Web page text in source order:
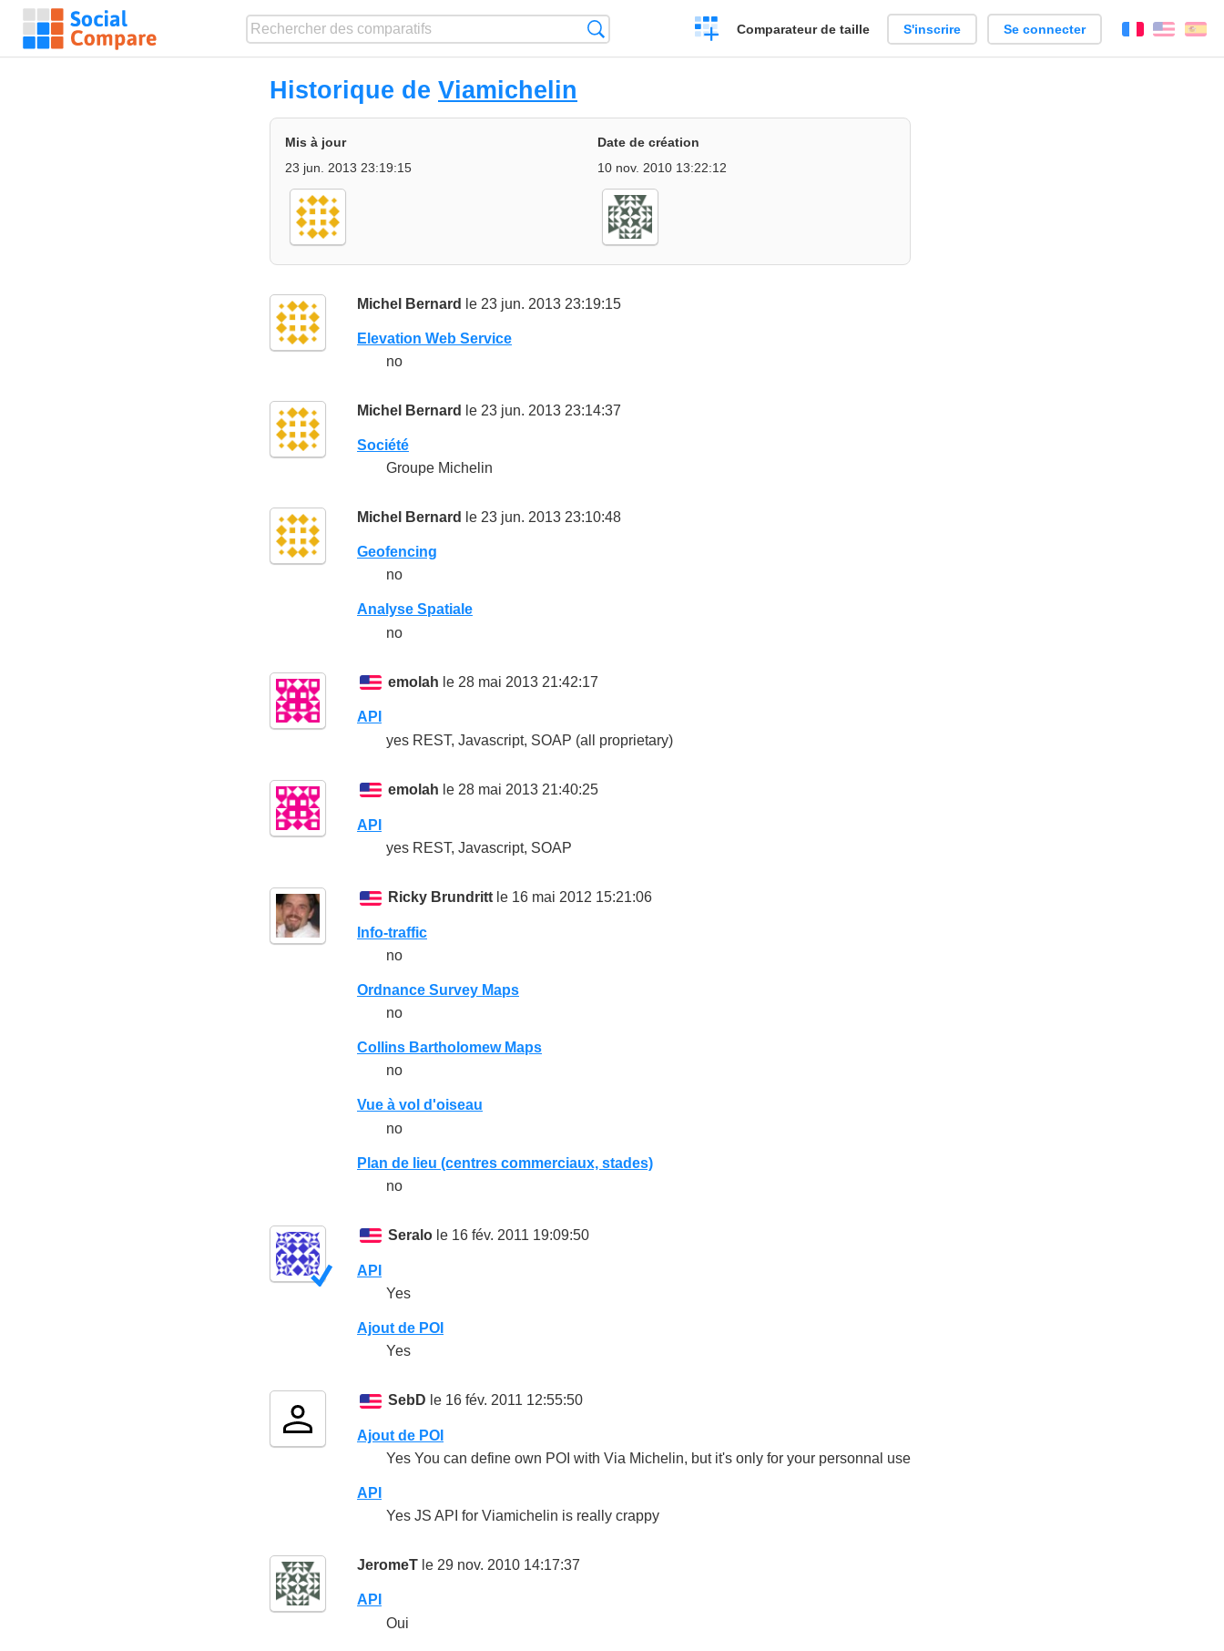
Créer
un
Comparateur de taille S'inscrire Se connecter FrançaisEnglish
Historique de Viamichelin
Mis à jour
23 jun. 2013 23:19:15
Date de création
10 nov. 2010 13:22:12
Michel Bernard le 23 jun. 2013 23:19:15
Elevation Web Service
no
Michel Bernard le 23 jun. 2013 23:14:37
Société
Groupe Michelin
Michel Bernard le 23 jun. 2013 23:10:48
Geofencing
no
Analyse Spatiale
no
emolah le 28 mai 2013 21:42:17
API
yes REST, Javascript, SOAP (all proprietary)
emolah le 28 mai 2013 21:40:25
API
yes REST, Javascript, SOAP
Ricky Brundritt le 16 mai 2012 15:21:06
Info-traffic
no
Ordnance Survey Maps
no
Collins Bartholomew Maps
no
Vue à vol d'oiseau
no
Plan de lieu (centres commerciaux, stades)
no
Seralo le 16 fév. 2011 19:09:50
API
Yes
Ajout de POI
Yes
SebD le 16 fév. 2011 12:55:50
Ajout de POI
Yes You can define own POI with Via Michelin, but it's only for your personnal use
API
Yes JS API for Viamichelin is really crappy
JeromeT le 29 nov. 2010 14:17:37
API
Oui